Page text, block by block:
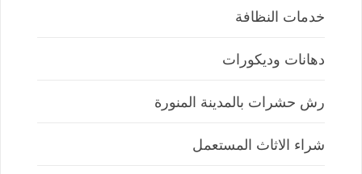
خدمات النظافة
دهانات وديكورات
رش حشرات بالمدينة المنورة
شراء الاثاث المستعمل